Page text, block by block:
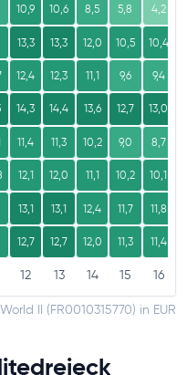
10,9 10,6 8,5 5,8 4,2
13,3 13,3 12,0 10,5 10,4
12,4 12,3 11,1 9,6 9,4
14,3 14,4 13,6 12,7 13,0
11,4 11,3 10,2 9,0 8,7
12,1 12,0 11,1 10,2 10,1
13,1 13,1 12,4 11,7 11,8
12,7 12,7 12,0 11,3 11,4
12 13 14 15 16
II (FR0010315770) in EUR